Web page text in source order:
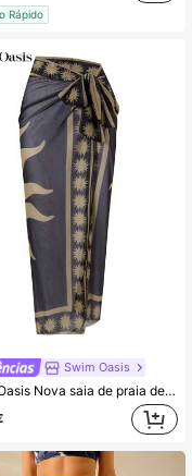
Rápido
Swim Oasis
Swim Oasis Nova saia de praia de malha estampada 2025 para mulheres, resort casual de verão